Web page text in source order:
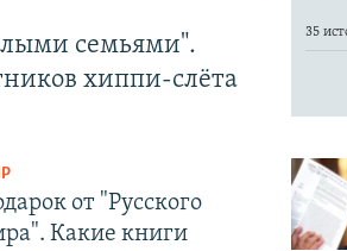
семьями".
хиппи-слёта
от "Русского
Какие книги